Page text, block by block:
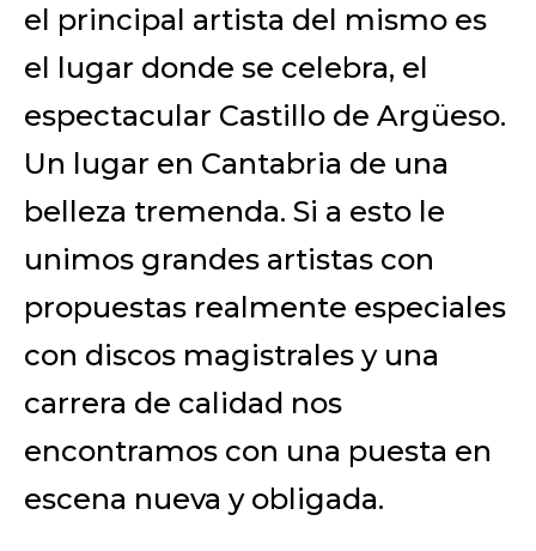
el principal artista del mismo es
el lugar donde se celebra, el
espectacular Castillo de Argüeso.
Un lugar en Cantabria de una
belleza tremenda. Si a esto le
unimos grandes artistas con
propuestas realmente especiales
con discos magistrales y una
carrera de calidad nos
encontramos con una puesta en
escena nueva y obligada.